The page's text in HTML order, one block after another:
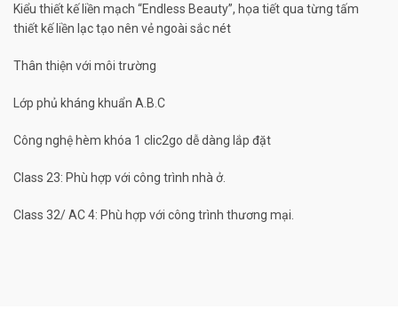
Kiểu thiết kế liền mạch “Endless Beauty”, họa tiết qua từng tấm
thiết kế liền lạc tạo nên vẻ ngoài sắc nét
Thân thiện với môi trường
Lớp phủ kháng khuẩn A.B.C
Công nghệ hèm khóa 1 clic2go dễ dàng lắp đặt
Class 23: Phù hợp với công trình nhà ở.
Class 32/ AC 4: Phù hợp với công trình thương mại.